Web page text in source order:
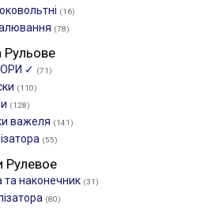
(16)
(78)
Рульове
✓ (71)
(110)
(128)
важеля (141)
(55)
Рулевое
та наконечник (31)
(80)